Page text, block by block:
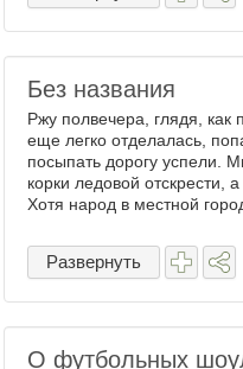
Без названия
Ржу полвечера, глядя,
еще легко отделалась,
посыпать дорогу успели.
корки ледовой
Хотя народ в местной
Развернуть
О футбольных